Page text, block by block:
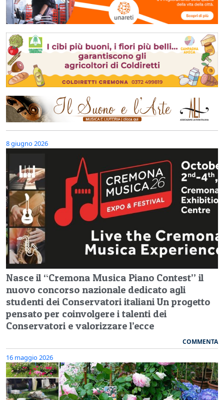
8 giugno 2026
Nasce il “Cremona Musica Piano Contest” il
nuovo concorso nazionale dedicato agli
studenti dei Conservatori italiani Un progetto
pensato per coinvolgere i talenti dei
Conservatori e valorizzare l’ecce
COMMENTA
16 maggio 2026